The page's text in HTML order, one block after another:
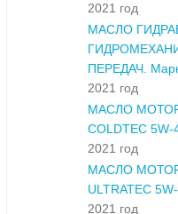
2021 год
МАСЛО
ПЕРЕДАЧ.
2021 год
МАСЛО
COLDTEC 5W-
2021 год
МАСЛО
ULTRATEC
2021 год